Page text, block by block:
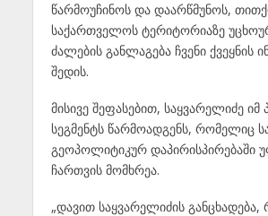
წარმოუჩინოს და დაარწმუნოს,
საქართველოს ტერიტორიაზე
ძალების განლაგება ჩვენი ქვეყნის
შედის.
მისივე შეფასებით, საყვარელიძე
სეგმენტს წარმოადგენს, რომელიც
გეოპოლიტიკურ დაპირისპირებაში
ჩართვის მომხრეა.
„დავით საყვარელიძის